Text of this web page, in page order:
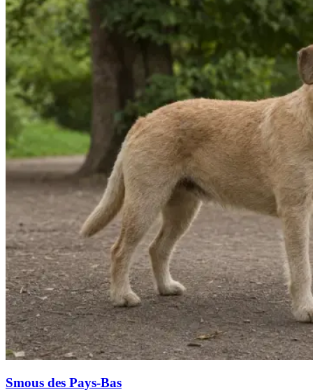
Smous des Pays-Bas